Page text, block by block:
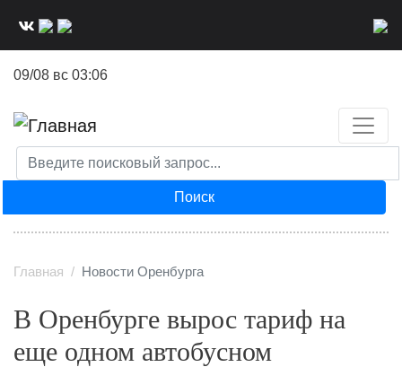
09/08 вс 03:06
Поиск
Главная Новости Оренбурга
В Оренбурге вырос тариф на
еще одном автобусном